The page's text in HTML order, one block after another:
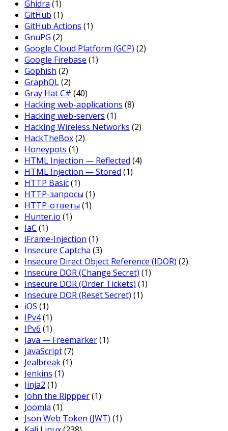
Ghidra (1)
GitHub (1)
GitHub Actions (1)
GnuPG (2)
Google Cloud Platform (GCP) (2)
Google Firebase (1)
Gophish (2)
GraphQL(2)
Gray Hat C# (40)
Hacking web-applications (8)
Hacking web-servers (1)
Hacking Wireless Networks (2)
HackTheBox(2)
Honeypots (1)
HTML Injection — Reflected (4)
HTML Injection — Stored (1)
HTTP Basic(1)
HTTP-запросы (1)
HTTP-ответы (1)
Hunter.io (1)
IaC (1)
iFrame-Injection (1)
Insecure Captcha (3)
Insecure Direct Object Reference (IDOR) (2)
Insecure DOR (Change Secret) (1)
Insecure DOR (Order Tickets) (1)
Insecure DOR (Reset Secret) (1)
iOS (1)
IPv4(1)
IPv6 (1)
Java — Freemarker(1)
JavaScript(7)
Jealbreak(1)
Jenkins (1)
Jinja2 (1)
John the Rippper(1)
Joomla (1)
Json Web Token (JWT) (1)